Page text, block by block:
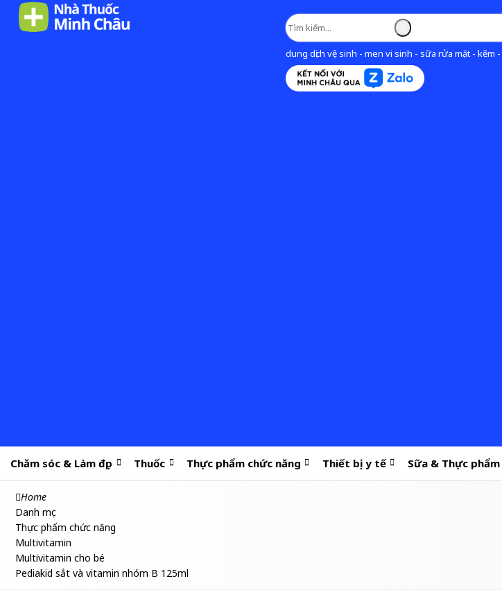
dung dịch vệ sinh - men vi sinh - sữa rửa mặt - kẽm
Chăm sóc & Làm đẹp Thuốc Thực phẩm chức năng Thiết bị y tế Sữa & Thực
Home
Danh mục
Thực phẩm chức năng
Multivitamin
Multivitamin cho bé
Pediakid sắt và vitamin nhóm B 125ml